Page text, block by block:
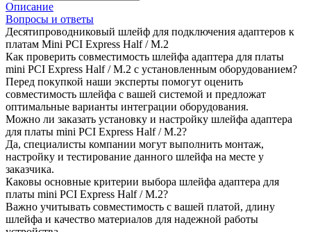
Описание
Вопросы и ответы
Десятипроводниковый шлейф для подключения адаптеров к
платам Mini PCI Express Half / М.2
Как проверить совместимость шлейфа адаптера для платы
mini PCI Express Half / М.2 с установленным оборудованием?
Перед покупкой наши эксперты помогут оценить
совместимость шлейфа с вашей системой и предложат
оптимальные варианты интеграции оборудования.
Можно ли заказать установку и настройку шлейфа адаптера
для платы mini PCI Express Half / М.2?
Да, специалисты компании могут выполнить монтаж,
настройку и тестирование данного шлейфа на месте у
заказчика.
Каковы основные критерии выбора шлейфа адаптера для
платы mini PCI Express Half / М.2?
Важно учитывать совместимость с вашей платой, длину
шлейфа и качество материалов для надежной работы